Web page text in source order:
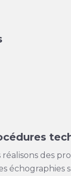
des
échographies